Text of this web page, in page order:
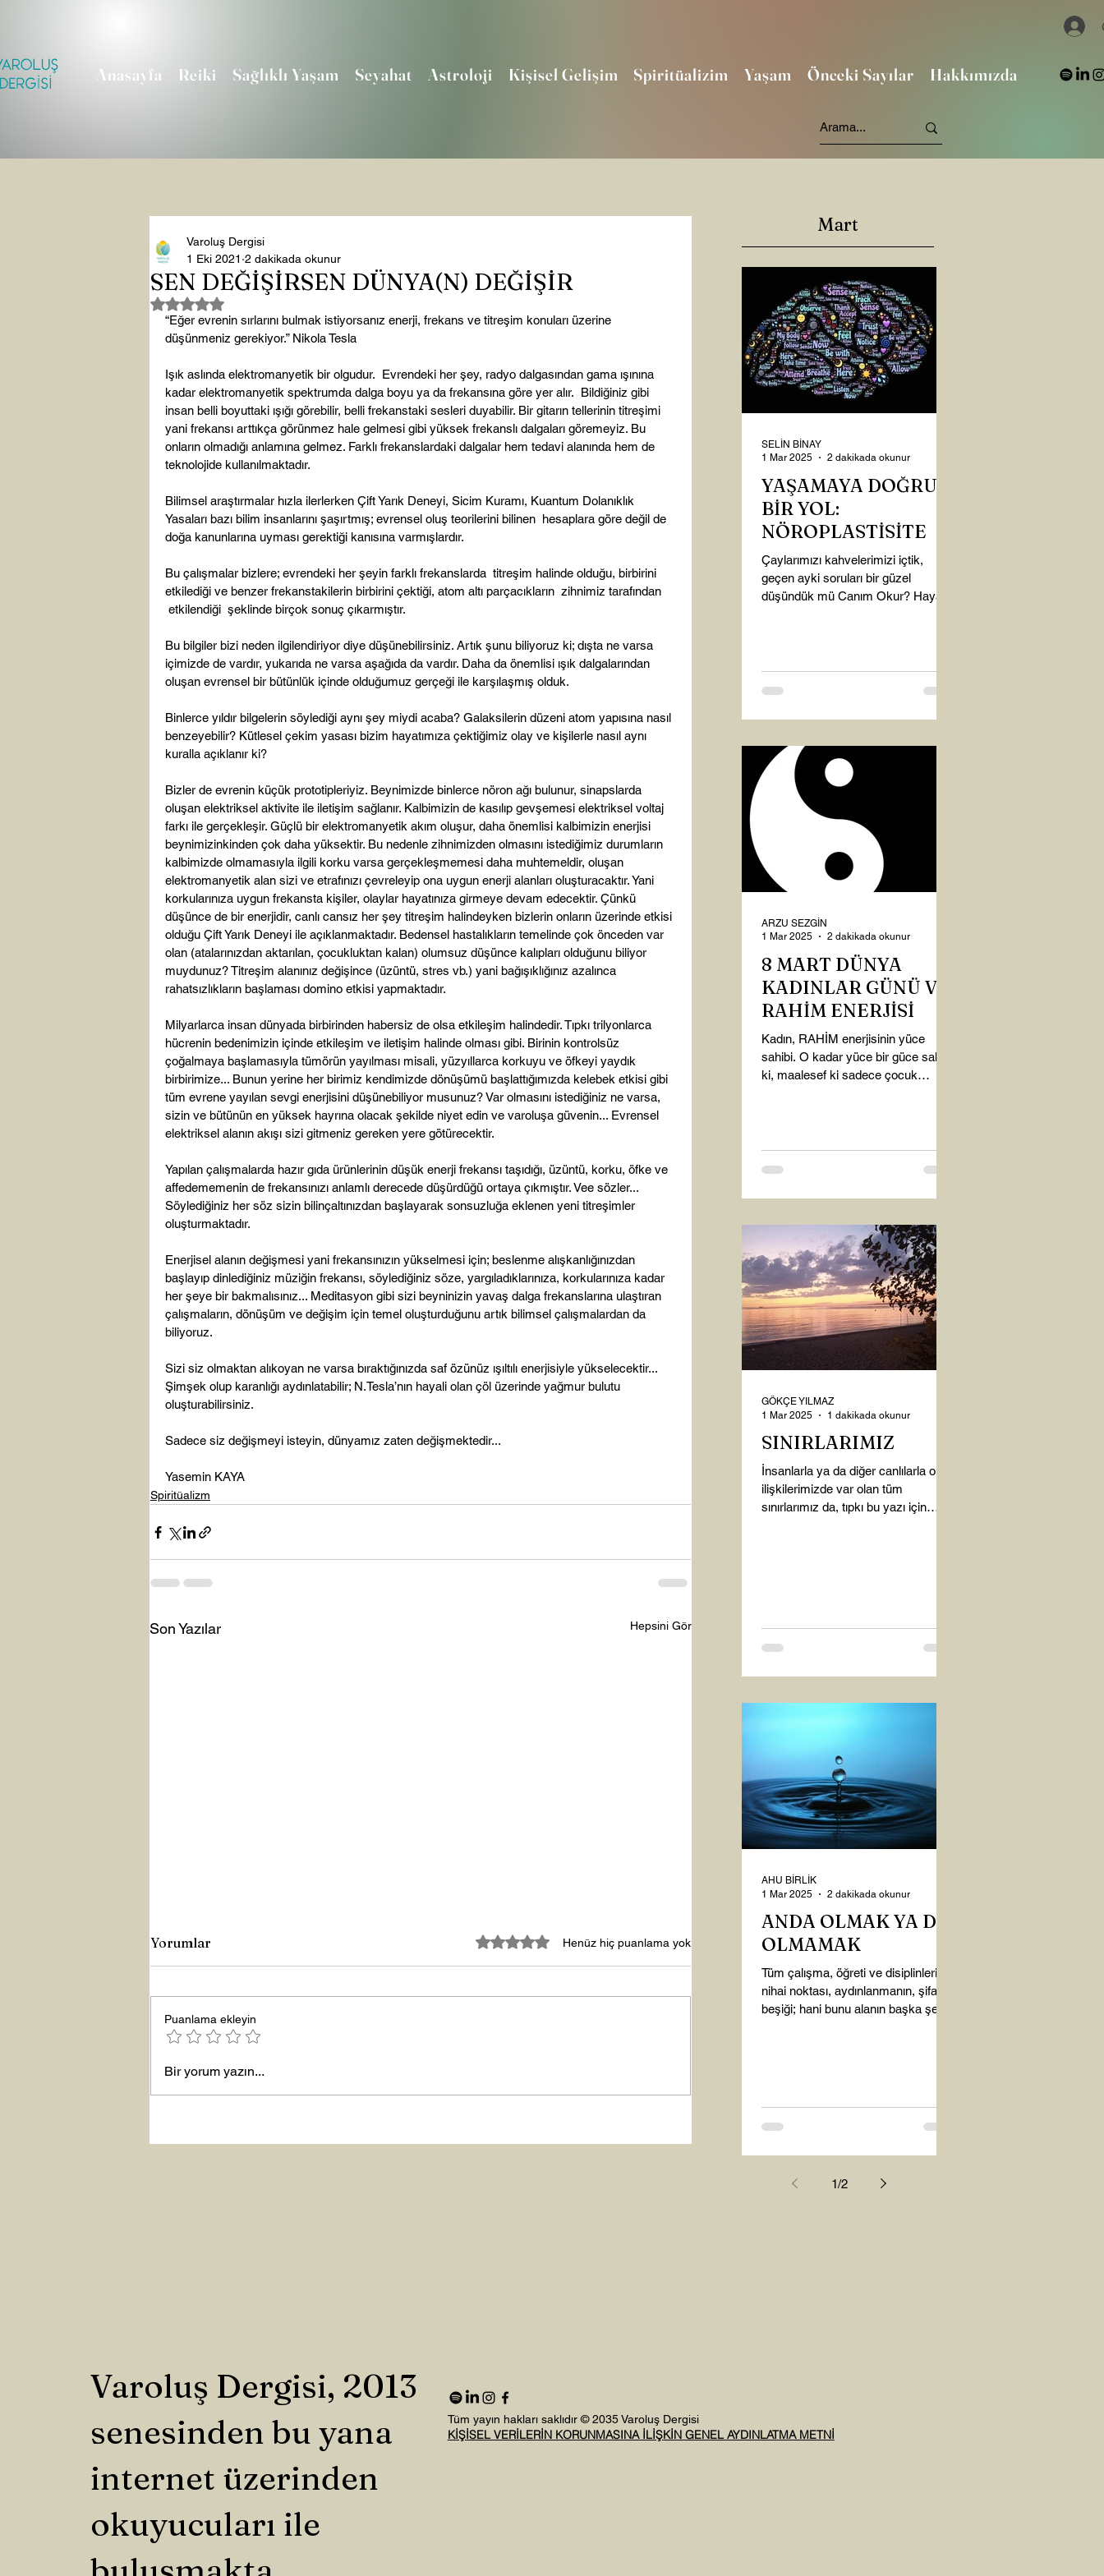
Anasayfa Reiki Sağlıklı Yaşam Seyahat Astroloji Kişisel Gelişim Spiritüalizim Yaşam Önceki Sayılar Hakkımızda
SEN DEĞİŞİRSEN DÜNYA(N) DEĞİŞİR
Varoluş Dergisi
1 Eki 2021 2 dakikada okunur
5 üzerinden NaN yıldız
“Eğer evrenin sırlarını bulmak istiyorsanız enerji, frekans ve titreşim konuları üzerine
düşünmeniz gerekiyor.” Nikola Tesla
Işık aslında elektromanyetik bir olgudur.  Evrendeki her şey, radyo dalgasından gama ışınına
kadar elektromanyetik spektrumda dalga boyu ya da frekansına göre yer alır.  Bildiğiniz gibi
insan belli boyuttaki ışığı görebilir, belli frekanstaki sesleri duyabilir. Bir gitarın tellerinin titreşimi
yani frekansı arttıkça görünmez hale gelmesi gibi yüksek frekanslı dalgaları göremeyiz. Bu
onların olmadığı anlamına gelmez. Farklı frekanslardaki dalgalar hem tedavi alanında hem de
teknolojide kullanılmaktadır.
Bilimsel araştırmalar hızla ilerlerken Çift Yarık Deneyi, Sicim Kuramı, Kuantum Dolanıklık
Yasaları bazı bilim insanlarını şaşırtmış; evrensel oluş teorilerini bilinen  hesaplara göre değil de
doğa kanunlarına uyması gerektiği kanısına varmışlardır.
Bu çalışmalar bizlere; evrendeki her şeyin farklı frekanslarda  titreşim halinde olduğu, birbirini
etkilediği ve benzer frekanstakilerin birbirini çektiği, atom altı parçacıkların  zihnimiz tarafından
etkilendiği  şeklinde birçok sonuç çıkarmıştır.
Bu bilgiler bizi neden ilgilendiriyor diye düşünebilirsiniz. Artık şunu biliyoruz ki; dışta ne varsa
içimizde de vardır, yukarıda ne varsa aşağıda da vardır. Daha da önemlisi ışık dalgalarından
oluşan evrensel bir bütünlük içinde olduğumuz gerçeği ile karşılaşmış olduk.
Binlerce yıldır bilgelerin söylediği aynı şey miydi acaba? Galaksilerin düzeni atom yapısına nasıl
benzeyebilir? Kütlesel çekim yasası bizim hayatımıza çektiğimiz olay ve kişilerle nasıl aynı
kuralla açıklanır ki?
Bizler de evrenin küçük prototipleriyiz. Beynimizde binlerce nöron ağı bulunur, sinapslarda
oluşan elektriksel aktivite ile iletişim sağlanır. Kalbimizin de kasılıp gevşemesi elektriksel voltaj
farkı ile gerçekleşir. Güçlü bir elektromanyetik akım oluşur, daha önemlisi kalbimizin enerjisi
beynimizinkinden çok daha yüksektir. Bu nedenle zihnimizden olmasını istediğimiz durumların
kalbimizde olmamasıyla ilgili korku varsa gerçekleşmemesi daha muhtemeldir, oluşan
elektromanyetik alan sizi ve etrafınızı çevreleyip ona uygun enerji alanları oluşturacaktır. Yani
korkularınıza uygun frekansta kişiler, olaylar hayatınıza girmeye devam edecektir. Çünkü
düşünce de bir enerjidir, canlı cansız her şey titreşim halindeyken bizlerin onların üzerinde etkisi
olduğu Çift Yarık Deneyi ile açıklanmaktadır. Bedensel hastalıkların temelinde çok önceden var
olan (atalarınızdan aktarılan, çocukluktan kalan) olumsuz düşünce kalıpları olduğunu biliyor
muydunuz? Titreşim alanınız değişince (üzüntü, stres vb.) yani bağışıklığınız azalınca
rahatsızlıkların başlaması domino etkisi yapmaktadır.
Milyarlarca insan dünyada birbirinden habersiz de olsa etkileşim halindedir. Tıpkı trilyonlarca
hücrenin bedenimizin içinde etkileşim ve iletişim halinde olması gibi. Birinin kontrolsüz
çoğalmaya başlamasıyla tümörün yayılması misali, yüzyıllarca korkuyu ve öfkeyi yaydık
birbirimize... Bunun yerine her birimiz kendimizde dönüşümü başlattığımızda kelebek etkisi gibi
tüm evrene yayılan sevgi enerjisini düşünebiliyor musunuz? Var olmasını istediğiniz ne varsa,
sizin ve bütünün en yüksek hayrına olacak şekilde niyet edin ve varoluşa güvenin... Evrensel
elektriksel alanın akışı sizi gitmeniz gereken yere götürecektir.
Yapılan çalışmalarda hazır gıda ürünlerinin düşük enerji frekansı taşıdığı, üzüntü, korku, öfke ve
affedememenin de frekansınızı anlamlı derecede düşürdüğü ortaya çıkmıştır. Vee sözler...
Söylediğiniz her söz sizin bilinçaltınızdan başlayarak sonsuzluğa eklenen yeni titreşimler
oluşturmaktadır.
Enerjisel alanın değişmesi yani frekansınızın yükselmesi için; beslenme alışkanlığınızdan
başlayıp dinlediğiniz müziğin frekansı, söylediğiniz söze, yargıladıklarınıza, korkularınıza kadar
her şeye bir bakmalısınız... Meditasyon gibi sizi beyninizin yavaş dalga frekanslarına ulaştıran
çalışmaların, dönüşüm ve değişim için temel oluşturduğunu artık bilimsel çalışmalardan da
biliyoruz.
Sizi siz olmaktan alıkoyan ne varsa bıraktığınızda saf özünüz ışıltılı enerjisiyle yükselecektir...
Şimşek olup karanlığı aydınlatabilir; N.Tesla’nın hayali olan çöl üzerinde yağmur bulutu
oluşturabilirsiniz.
Sadece siz değişmeyi isteyin, dünyamız zaten değişmektedir...
Yasemin KAYA
Spiritüalizm
Son Yazılar Hepsini Gör
Yorumlar 5 üzerinden 0 yıldızHenüz hiç puanlama yok
Puanlama ekleyin
Bir yorum yazın...
Mart
YAŞAMAYA DOĞRU
BİR YOL:
NÖROPLASTİSİTE
Çaylarımızı kahvelerimizi içtik,
geçen ayki soruları bir güzel
düşündük mü Canım Okur? Hayatta
SELİN BİNAY
1 Mar 2025
2 dakikada okunur
8 MART DÜNYA
KADINLAR GÜNÜ VE
RAHİM ENERJİSİ
Kadın, RAHİM enerjisinin yüce
sahibi. O kadar yüce bir güce sahip
ki, maalesef ki sadece çocuk
ARZU SEZGİN
1 Mar 2025
2 dakikada okunur
SINIRLARIMIZ
İnsanlarla ya da diğer canlılarla olan
ilişkilerimizde var olan tüm
sınırlarımız da, tıpkı bu yazı için
GÖKÇE YILMAZ
1 Mar 2025
1 dakikada okunur
ANDA OLMAK YA DA
OLMAMAK
Tüm çalışma, öğreti ve disiplinlerin
nihai noktası, aydınlanmanın, şifanın
beşiği; hani bunu alanın başka şey
AHU BİRLİK
1 Mar 2025
2 dakikada okunur
1/2
Varoluş Dergisi, 2013
senesinden bu yana
internet üzerinden
okuyucuları ile
Tüm yayın hakları saklıdır © 2035 Varoluş Dergisi
KİŞİSEL VERİLERİN KORUNMASINA İLİŞKİN GENEL AYDINLATMA METNİ